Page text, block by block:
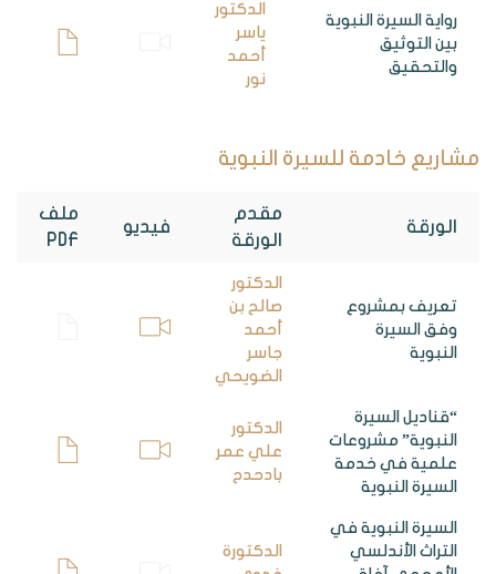
رواية السيرة النبوية
بين التوثيق
والتحقيق
الدكتور
ياسر
أحمد
نور
مشاريع خادمة للسيرة النبوية
الورقة
مقدم
الورقة
فيديو
ملف
PDF
تعريف بمشروع
وفق السيرة
النبوية
الدكتور
صالح بن
أحمد
جاسر
الضويحي
“قناديل السيرة
النبوية” مشروعات
علمية في خدمة
السيرة النبوية
الدكتور
علي عمر
بادحدح
السيرة النبوية في
التراث الأندلسي
الدكتورة